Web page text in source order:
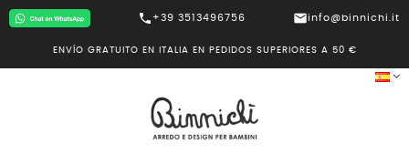
call +39 3513496756 mailinfo@binnichi.it
ENVÍO GRATUITO EN ITALIA EN PEDIDOS SUPERIORES A 50 €